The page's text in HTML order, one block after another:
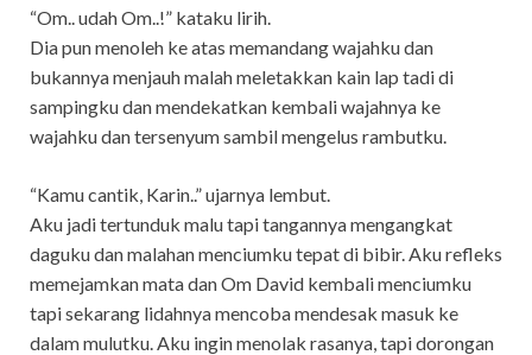
“Om.. udah Om..!” kataku lirih.
Dia pun menoleh ke atas memandang wajahku dan
bukannya menjauh malah meletakkan kain lap tadi di
sampingku dan mendekatkan kembali wajahnya ke
wajahku dan tersenyum sambil mengelus rambutku.
“Kamu cantik, Karin..” ujarnya lembut.
Aku jadi tertunduk malu tapi tangannya mengangkat
daguku dan malahan menciumku tepat di bibir. Aku refleks
memejamkan mata dan Om David kembali menciumku
tapi sekarang lidahnya mencoba mendesak masuk ke
dalam mulutku. Aku ingin menolak rasanya, tapi dorongan